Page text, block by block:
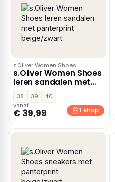
s.Oliver Women Shoes
s.Oliver Women Shoes
leren sandalen met
panterprint
beige/zwart
38 39
40
vanaf
€ 39,99 1 shop